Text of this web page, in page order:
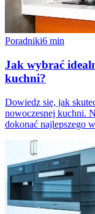
Poradniki6 min
Jak wybrać
kuchni?
Dowiedz się, jak
nowoczesnej kuchni.
dokonać najlepszego